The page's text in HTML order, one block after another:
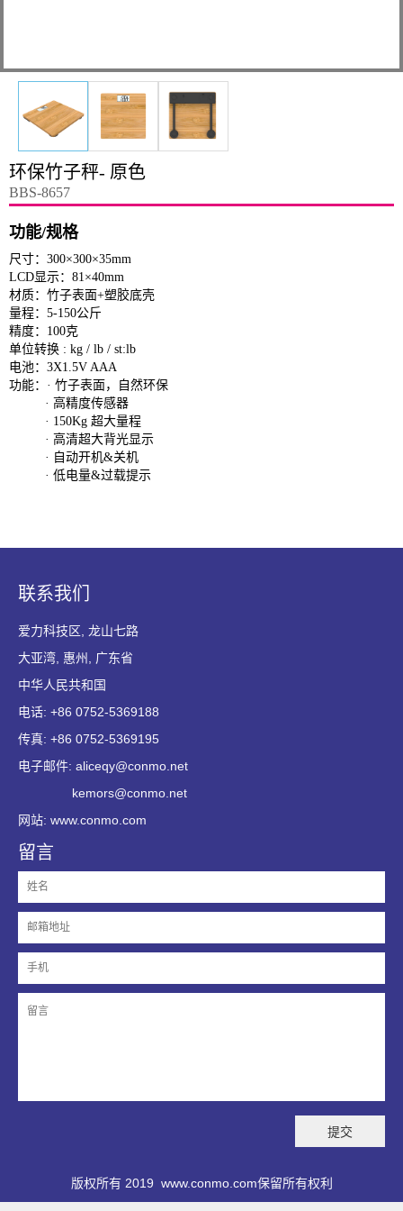
环保竹子秤- 原色
BBS-8657
功能/规格
尺寸：300×300×35mm
LCD显示：81×40mm
材质：竹子表面+塑胶底壳
量程：5-150公斤
精度：100克
单位转换 : kg / lb / st:lb
电池：3X1.5V AAA
功能：· 竹子表面，自然环保
· 高精度传感器
· 150Kg 超大量程
· 高清超大背光显示
· 自动开机&关机
· 低电量&过载提示
联系我们
爱力科技区, 龙山七路
大亚湾, 惠州, 广东省
中华人民共和国
电话: +86 0752-5369188
传真: +86 0752-5369195
电子邮件: aliceqy@conmo.net
kemors@conmo.net
网站: www.conmo.com
留言
版权所有 2019 www.conmo.com保留所有权利